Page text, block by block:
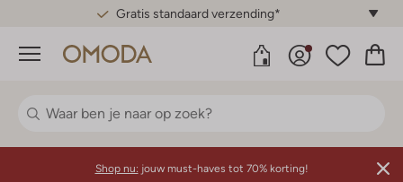
Gratis standaard verzending*
Menu
Shop nu: jouw must-haves tot 70% korting!